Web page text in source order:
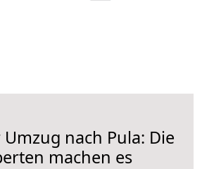
nach Pula: Die
machen es